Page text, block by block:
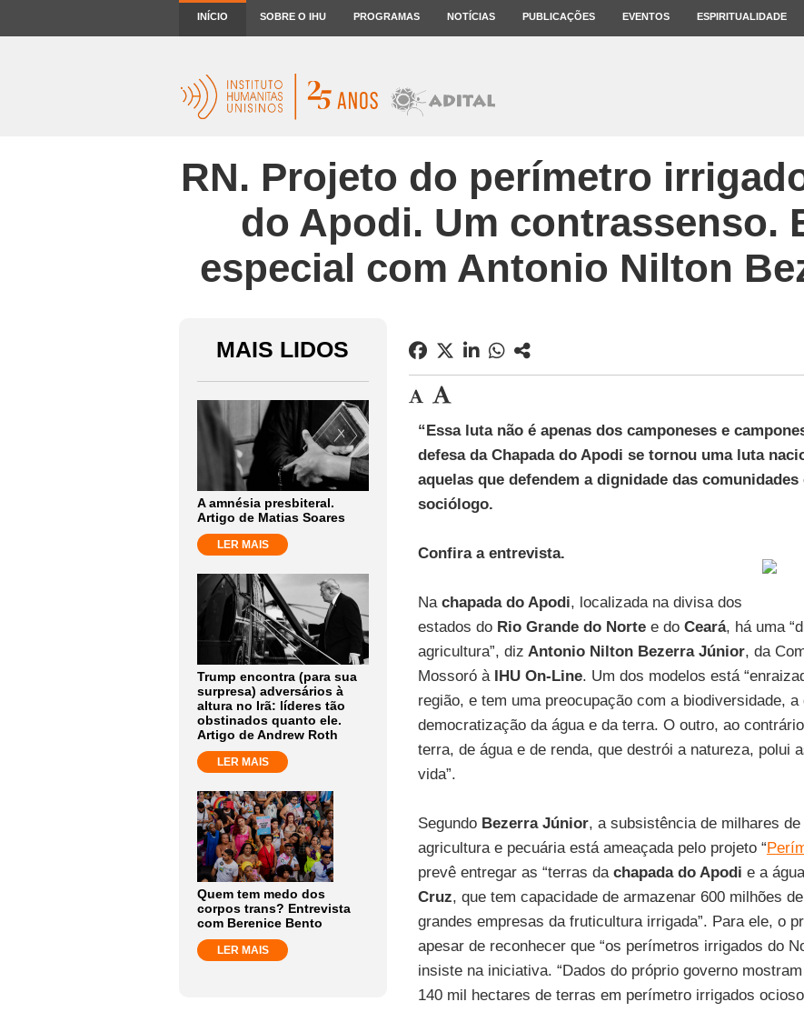
INÍCIO SOBRE O IHU PROGRAMAS NOTÍCIAS PUBLICAÇÕES EVENTOS ESPIRITUALIDADE
RN. Projeto do perímetro
do Apodi. Um contrassenso.
especial com Antonio Nilton
MAIS LIDOS
A amnésia presbiteral.
Artigo de Matias Soares
LER MAIS
Trump encontra (para sua
surpresa) adversários à
altura no Irã: líderes tão
obstinados quanto ele.
Artigo de Andrew Roth
LER MAIS
Quem tem medo dos
corpos trans? Entrevista
com Berenice Bento
LER MAIS
“Essa luta não é apenas dos camponeses e
defesa da Chapada do Apodi se tornou uma luta
aquelas que defendem a dignidade das
sociólogo.
Confira a entrevista.
Na chapada do Apodi, localizada na divisa dos
estados do Rio Grande do Norte e do Ceará, há uma
agricultura”, diz Antonio Nilton Bezerra Júnior, da
Mossoró à IHU On-Line. Um dos modelos está
região, e tem uma preocupação com a biodiversidade,
democratização da água e da terra. O outro, ao
terra, de água e de renda, que destrói a natureza, polui
vida”.
SegundoBezerra Júnior, a subsistência de milhares
agricultura e pecuária está ameaçada pelo projeto “
prevê entregar as “terras da chapada do Apodi e a
Cruz, que tem capacidade de armazenar 600 milhões
grandes empresas da fruticultura irrigada”. Para ele, o
apesar de reconhecer que “os perímetros irrigados do
insiste na iniciativa. “Dados do próprio governo
140 mil hectares de terras em perímetro irrigados